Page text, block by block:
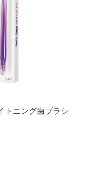
トニング歯ブラシ